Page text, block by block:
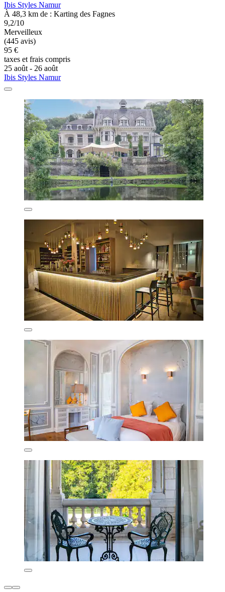
Ibis Styles Namur
À 48,3 km de : Karting des Fagnes
9,2/10
Merveilleux
(445 avis)
95 €
taxes et frais compris
25 août - 26 août
Ibis Styles Namur